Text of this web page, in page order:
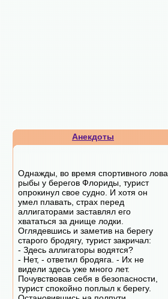
Анекдоты
Однажды, во время спортивного лова
рыбы у берегов Флориды, турист
опрокинул свое судно. И хотя он
умел плавать, страх перед
аллигаторами заставлял его
хвататься за днище лодки.
Оглядевшись и заметив на берегу
старого бродягу, турист закричал:
- Здесь аллигаторы водятся?
- Нет, - ответил бродяга. - Их не
видели здесь уже много лет.
Почувствовав себя в безопасности,
турист спокойно поплыл к берегу.